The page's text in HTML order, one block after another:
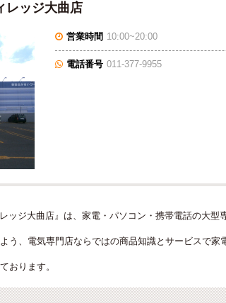
レッジ大曲店
 営業時間 10:00~20:00
 電話番号 011-377-9955
ッジ大曲店』は、家電・パソコン・携帯電話の大型
う、電気専門店ならではの商品知識とサービスで家
おります。